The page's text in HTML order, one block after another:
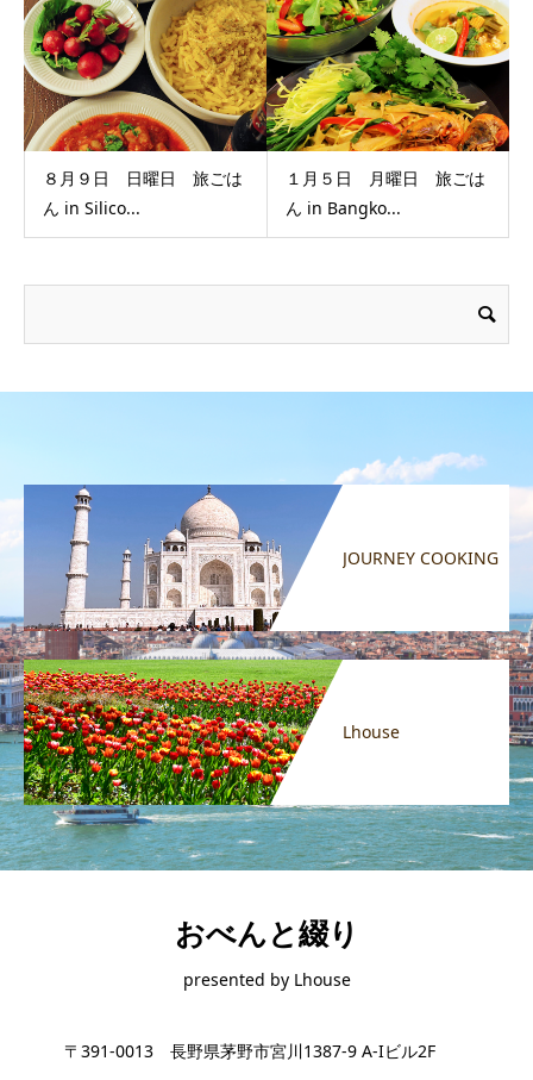
８月９日 日曜日 旅ごは
ん in Silico...
１月５日 月曜日 旅ごは
ん in Bangko...
JOURNEY COOKING
Lhouse
おべんと綴り
presented by Lhouse
〒391-0013 長野県茅野市宮川1387-9 A-Iビル2F